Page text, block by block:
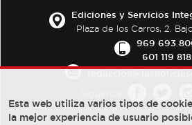
Ediciones y Servicios
Plaza de los Carros, 2.
969 693
601 119 818
Esta web utiliza varios tipos de
la mejor experiencia de usuario